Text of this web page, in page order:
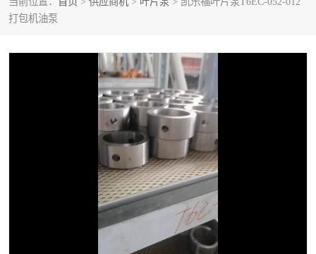
打包机油泵
柱塞泵 方向阀
电机
列管式油冷却器